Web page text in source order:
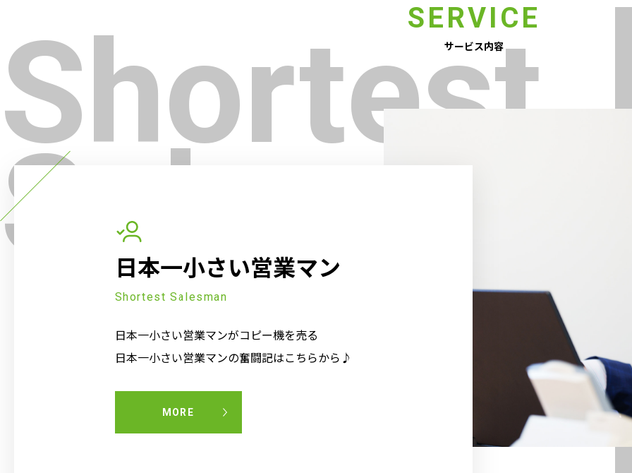
Shortest
Salesman
SERVICE
サービス内容
日本一小さい営業マン
Shortest Salesman
日本一小さい営業マンがコピー機を売る
日本一小さい営業マンの奮闘記はこちらから♪
MORE